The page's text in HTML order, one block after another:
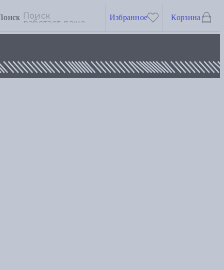
Избранное Корзина